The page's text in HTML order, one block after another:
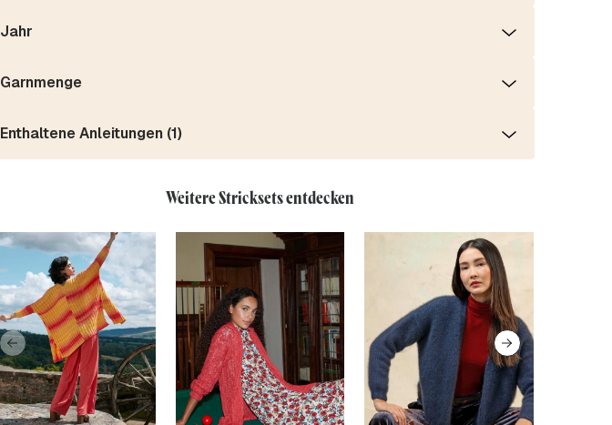
Jahr
Garnmenge
Enthaltene Anleitungen (1)
Weitere Stricksets entdecken